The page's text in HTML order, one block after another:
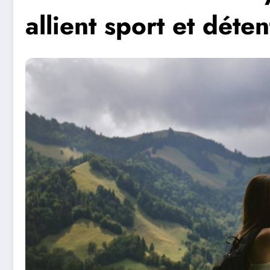
allient sport et